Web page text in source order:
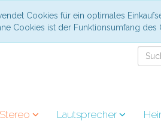
Cookies für ein optimales
Cookies ist der Funktionsumfang des
Lautsprecher